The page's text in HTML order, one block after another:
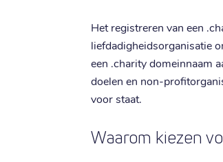
Het registreren van een
liefdadigheidsorganisatie
een .charity domeinnaam
doelen en non-
voor staat.
Waarom kiezen